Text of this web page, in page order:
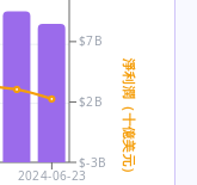
2024-06-23
$-3B
$2B
$7B
淨利潤（十億美元）